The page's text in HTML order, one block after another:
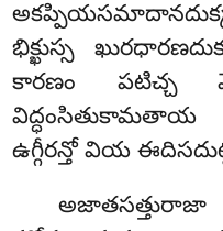
భిక్ఖుస్స
కారణం పటిచ్చ
విద్ధంసితుకామతాయ
ఉగ్గీరన్తో వియ
అజాతసత్తురాజా